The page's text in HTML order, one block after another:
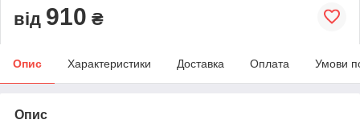
від 910 ₴
Опис Характеристики Доставка Оплата Умови
Опис